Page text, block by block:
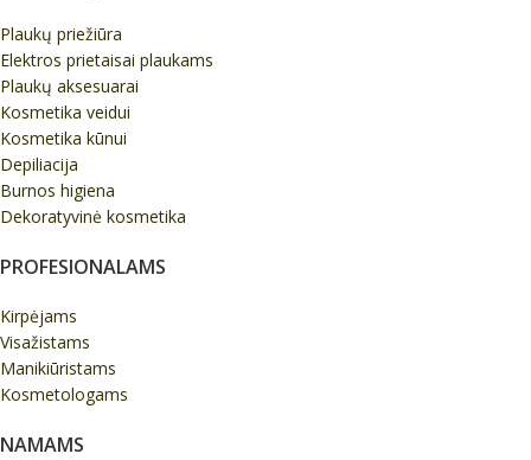
Plaukų priežiūra
Elektros prietaisai plaukams
Plaukų aksesuarai
Kosmetika veidui
Kosmetika kūnui
Depiliacija
Burnos higiena
Dekoratyvinė kosmetika
PROFESIONALAMS
Kirpėjams
Visažistams
Manikiūristams
Kosmetologams
NAMAMS